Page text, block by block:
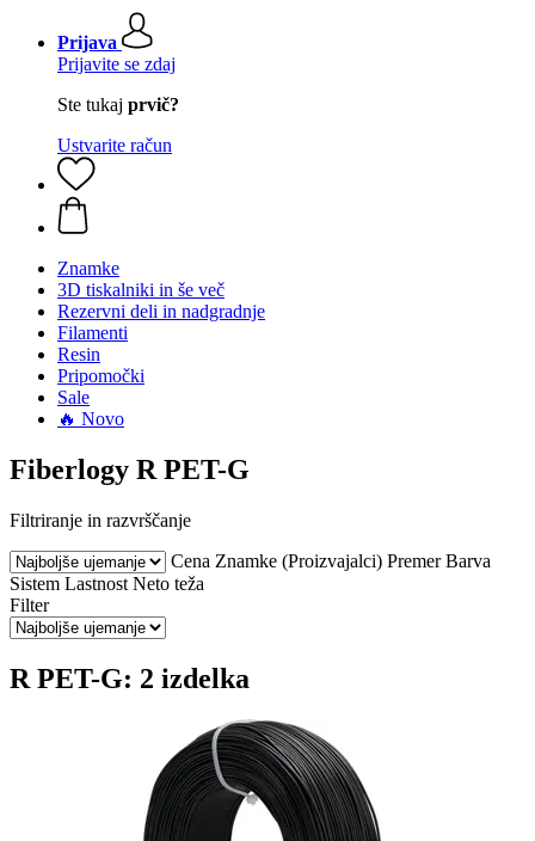
Prijava
Prijavite se zdaj
Ste tukaj prvič?
Ustvarite račun
Znamke
3D tiskalniki in še več
Rezervni deli in nadgradnje
Filamenti
Resin
Pripomočki
Sale
🔥 Novo
Fiberlogy R PET-G
Filtriranje in razvrščanje
Cena Znamke (Proizvajalci) Premer Barva
Sistem Lastnost Neto teža
Filter
R PET-G: 2 izdelka